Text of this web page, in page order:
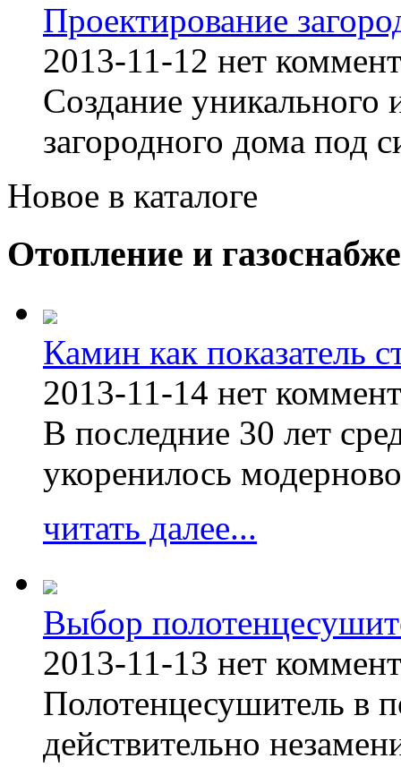
Проектирование
2013-11-12 нет
Создание уникального
загородного дома под
Новое в каталоге
Отопление и
Камин как показатель
2013-11-14 нет
В последние 30 лет
укоренилось
читать далее...
Выбор
2013-11-13 нет
Полотенцесушитель в
действительно